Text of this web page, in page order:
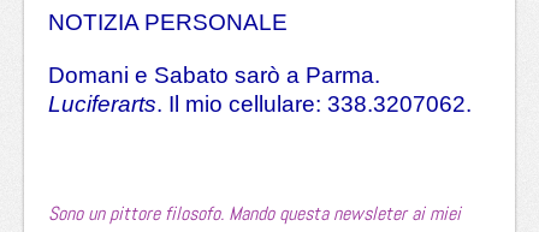
NOTIZIA PERSONALE
Domani e Sabato sarò a Parma.
Luciferarts. Il mio cellulare: 338.3207062.
Sono un pittore filosofo. Mando questa newsleter ai miei